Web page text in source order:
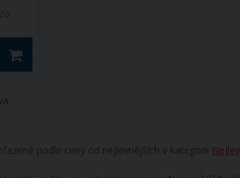
podle ceny od nejlevnějších v kategorii